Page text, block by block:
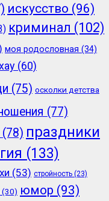
искусство (96)
криминал (102)
моя родословная (34)
(60)
(75) осколки детства
(77)
(78) праздники
(133)
(53) стройность (23)
(30) юмор (93)